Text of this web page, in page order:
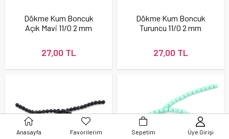
Dökme Kum Boncuk
Açık Mavi 11/0 2 mm
27,00 TL
Dökme Kum Boncuk
Turuncu 11/0 2 mm
27,00 TL
Anasayfa Favorilerim Sepetim Üye Girişi